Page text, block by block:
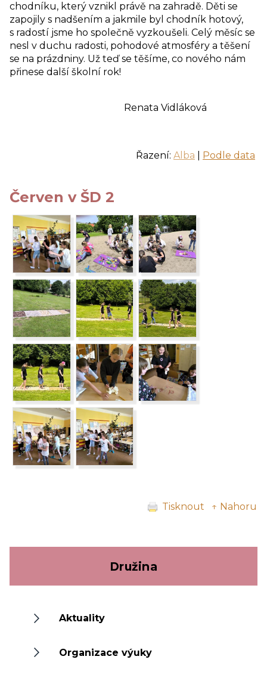
chodníku, který vznikl právě na zahradě. Děti se
zapojily s nadšením a jakmile byl chodník hotový,
s radostí jsme ho společně vyzkoušeli. Celý měsíc se
nesl v duchu radosti, pohodové atmosféry a těšení
se na prázdniny. Už teď se těšíme, co nového nám
přinese další školní rok!
Renata Vidláková
Řazení: Alba Podle data
Červen v ŠD 2
Tisknout ↑ Nahoru
Družina
Aktuality
Organizace výuky